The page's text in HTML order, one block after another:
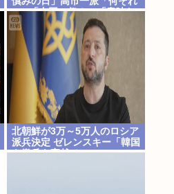
w」「中国の祭？」「意味わ
かんね」「何でも批判かw」
北朝鮮が3万～5万人のロシア
派兵決定 ゼレンスキー「韓国
も徴兵を寄越せ」